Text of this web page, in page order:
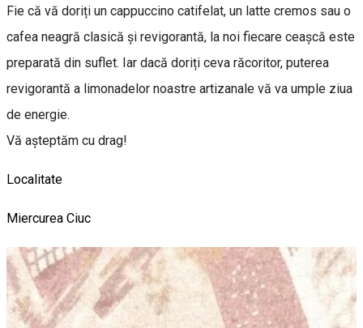
Fie că vă doriți un cappuccino catifelat, un latte cremos sau o
cafea neagră clasică și revigorantă, la noi fiecare ceașcă este
preparată din suflet. Iar dacă doriți ceva răcoritor, puterea
revigorantă a limonadelor noastre artizanale vă va umple ziua
de energie.
Vă așteptăm cu drag!
Localitate
Miercurea Ciuc